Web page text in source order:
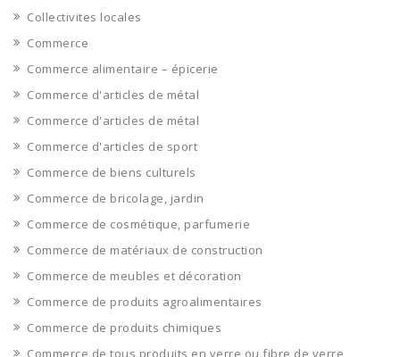
Collectivites locales
Commerce
Commerce alimentaire – épicerie
Commerce d'articles de métal
Commerce d'articles de métal
Commerce d'articles de sport
Commerce de biens culturels
Commerce de bricolage, jardin
Commerce de cosmétique, parfumerie
Commerce de matériaux de construction
Commerce de meubles et décoration
Commerce de produits agroalimentaires
Commerce de produits chimiques
Commerce de tous produits en verre ou fibre de verre